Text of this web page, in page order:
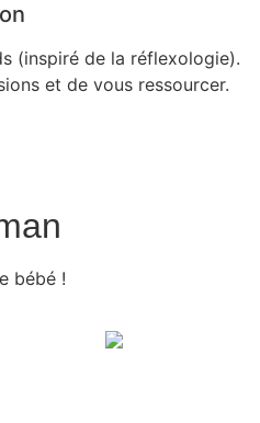
(inspiré de la réflexologie).
et de vous ressourcer.
bébé !